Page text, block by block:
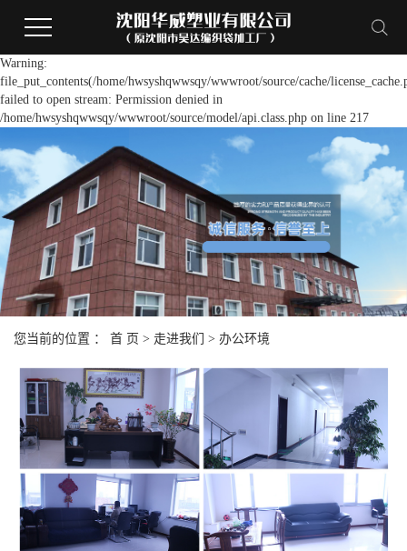
Warning:
file_put_contents(/home/hwsyshqwwsqy/wwwroot/source/cache/
failed to open stream: Permission denied in
/home/hwsyshqwwsqy/wwwroot/source/model/api.class.php on line 217
您当前的位置 ： 首 页 > 走进我们 > 办公环境